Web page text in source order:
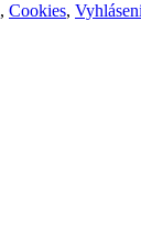
, Cookies,